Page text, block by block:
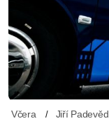
Včera Jiří Padevěd